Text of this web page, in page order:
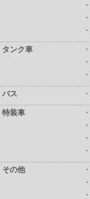
・
・
・
タンク車 ・
・
・
バス ・
特装車 ・
・
・
・
その他 ・
・
・